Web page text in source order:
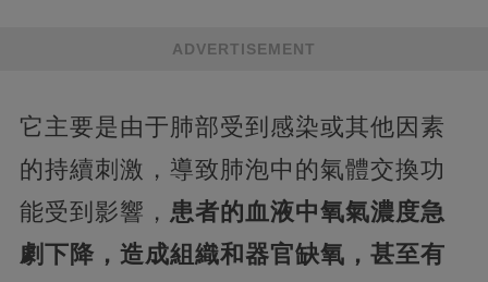
ADVERTISEMENT
它主要是由于肺部受到感染或其他因素
的持續刺激，導致肺泡中的氣體交換功
能受到影響， 患者的血液中氧氣濃度急
劇下降，造成組織和器官缺氧，甚至有